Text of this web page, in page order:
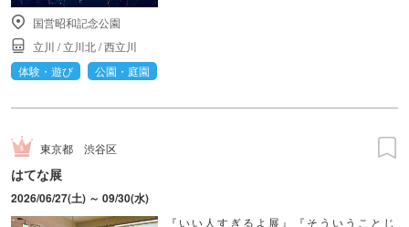
国営昭和記念公園
立川 /立川北/西立川
体験・遊び
公園・庭園
東京都 渋谷区
はてな展
2026/06/27(土) ～ 09/30(水)
『いい人すぎるよ展』『そういうことじ